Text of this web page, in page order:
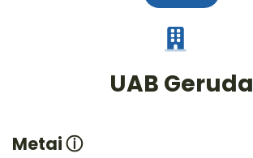
UAB Geruda
Metaiⓘ